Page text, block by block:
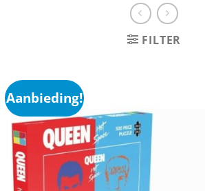
FILTER
Aanbieding!